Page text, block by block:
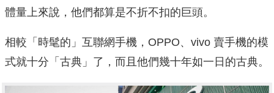
體量上來說，他們都算是不折不扣的巨頭。
相較「時髦的」互聯網手機，OPPO、vivo 賣手機的模
式就十分「古典」了，而且他們幾十年如一日的古典。